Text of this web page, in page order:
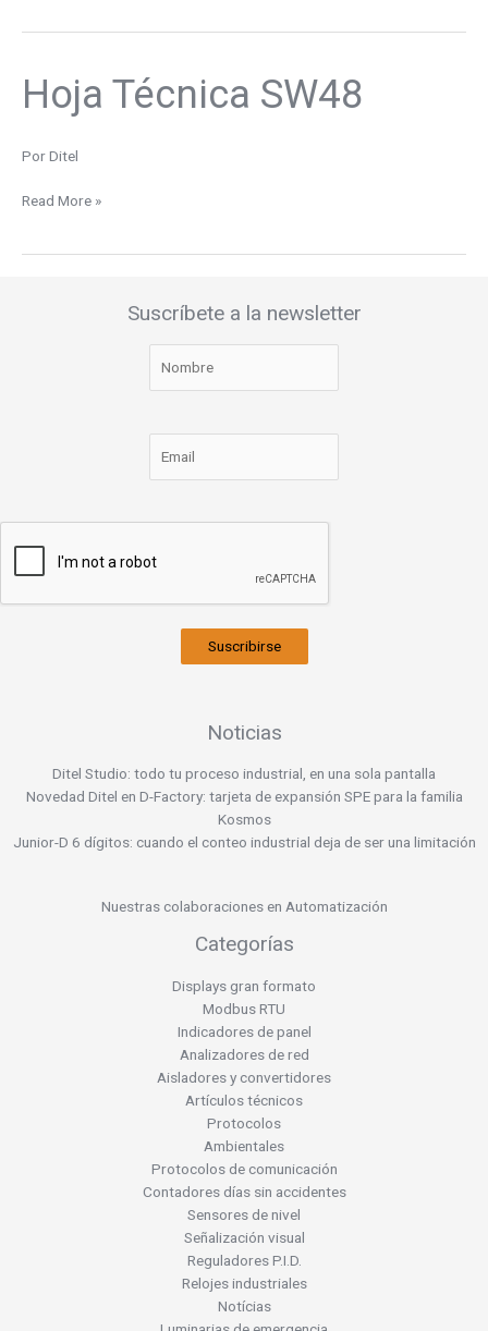
Hoja Técnica SW48
PorDitel
Hoja
Técnica
Read More »
Suscríbete a la newsletter
Suscribirse
Noticias
Ditel Studio: todo tu proceso industrial, en una sola pantalla
Novedad Ditel en D-Factory: tarjeta de expansión SPE para la familia
Kosmos
Junior-D 6 dígitos: cuando el conteo industrial deja de ser una limitación
Nuestras colaboraciones en Automatización
Categorías
Displays gran formato
Modbus RTU
Indicadores de panel
Analizadores de red
Aisladores y convertidores
Artículos técnicos
Protocolos
Ambientales
Protocolos de comunicación
Contadores días sin accidentes
Sensores de nivel
Señalización visual
Reguladores P.I.D.
Relojes industriales
Notícias